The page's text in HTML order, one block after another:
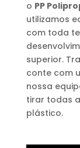
o PP
utilizamos
com toda
superior.
conte com
nossa
tirar todas
plástico.